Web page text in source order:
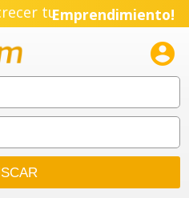
tuEmprendimiento!
